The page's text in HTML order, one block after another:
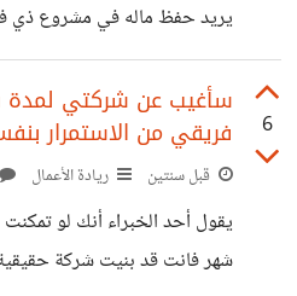
يريد حفظ ماله في مشروع ذي
لوغارتمي ثم بعد فترة متفق
بها حسب قيمة الشركة في وقت
المهتمين ما أفضل الوسائل لكي
أو غرف الVCs ويشاهد فكرة شركتك لاحتمالية الاستثمار فيها ؟
6
سأغيب عن شركتي
فريقي من الاستمرار
قبل سنتين ريادة الأعمال
يقول أحد الخبراء أنك لو
شهر فانت قد بنيت شركة